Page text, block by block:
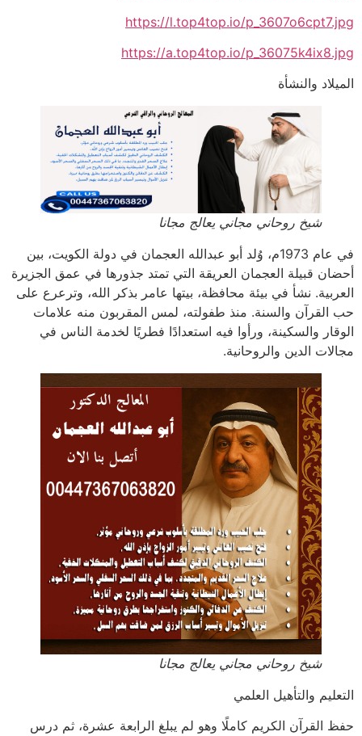
https://l.top4top.io/p_3607o6cpt7.jpg
https://a.top4top.io/p_36075k4ix8.jpg
الميلاد والنشأة
شيخ روحاني مجاني يعالج مجانا
في عام 1973م، وُلد أبو عبدالله العجمان في دولة الكويت، بين
أحضان قبيلة العجمان العريقة التي تمتد جذورها في عمق الجزيرة
العربية. نشأ في بيئة محافظة، بيتها عامر بذكر الله، وترعرع على
حب القرآن والسنة. منذ طفولته، لمس المقربون منه علامات
الوقار والسكينة، ورأوا فيه استعدادًا فطريًا لخدمة الناس في
مجالات الدين والروحانية.
شيخ روحاني مجاني يعالج مجانا
التعليم والتأهيل العلمي
حفظ القرآن الكريم كاملًا وهو لم يبلغ الرابعة عشرة، ثم درس